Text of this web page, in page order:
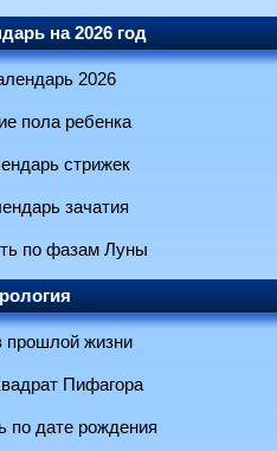
на 2026 год
2026
пола ребенка
стрижек
зачатия
по фазам Луны
прошлой жизни
Пифагора
по дате рождения